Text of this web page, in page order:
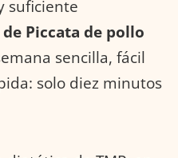
suficiente
de Piccata de pollo
sencilla, fácil
solo diez minutos